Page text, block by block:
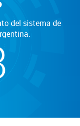
del sistema de